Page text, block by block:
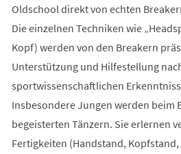
Oldschool direkt von echten
Die einzelnen Techniken wie
Kopf) werden von den Breakern
Unterstützung und Hilfestellung
sportwissenschaftlichen
Insbesondere Jungen werden beim
begeisterten Tänzern. Sie erlernen
Fertigkeiten (Handstand,